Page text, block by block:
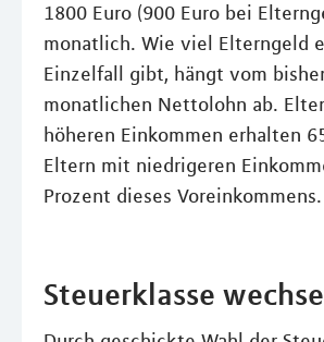
1800 Euro (900 Euro bei
monatlich. Wie viel Elterngeld
Einzelfall gibt, hängt vom
monatlichen Nettolohn ab.
höheren Einkommen erhalten
Eltern mit niedrigeren
Prozent dieses Voreinkommens.
Steuerklasse